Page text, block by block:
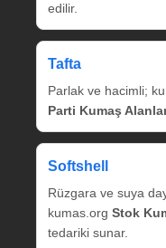
edilir.
Tafta
Parlak ve hacimli;
Parti Kumaş
Softshell
Rüzgara ve suya
kumas.org Stok
tedariki sunar.